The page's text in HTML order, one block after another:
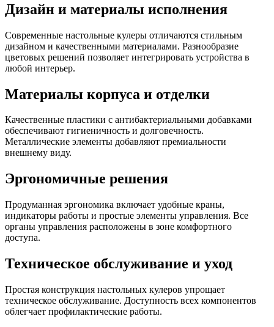
Дизайн и материалы исполнения
Современные настольные кулеры отличаются стильным
дизайном и качественными материалами. Разнообразие
цветовых решений позволяет интегрировать устройства в
любой интерьер.
Материалы корпуса и отделки
Качественные пластики с антибактериальными добавками
обеспечивают гигиеничность и долговечность.
Металлические элементы добавляют премиальности
внешнему виду.
Эргономичные решения
Продуманная эргономика включает удобные краны,
индикаторы работы и простые элементы управления. Все
органы управления расположены в зоне комфортного
доступа.
Техническое обслуживание и уход
Простая конструкция настольных кулеров упрощает
техническое обслуживание. Доступность всех компонентов
облегчает профилактические работы.